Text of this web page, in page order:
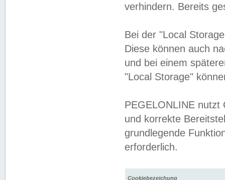
verhindern. Bereits
Bei der "Local
Diese können auch
und bei einem
"Local Storage"
PEGELONLINE nutzt
und korrekte
grundlegende
erforderlich.
Cookiebezeichung